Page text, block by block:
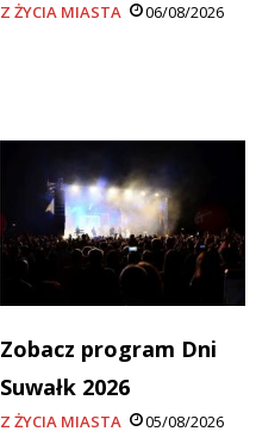
Z ŻYCIA MIASTA 06/08/2026
Zobacz program Dni
Suwałk 2026
Z ŻYCIA MIASTA 05/08/2026